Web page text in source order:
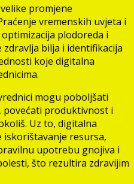
promjene
vremenskih uvjeta i
plodoreda i
bilja i identifikacija
koje digitalna
mogu poboljšati
povećati produktivnost i
Uz to, digitalna
resursa,
upotrebu gnojiva i
što rezultira zdravijim